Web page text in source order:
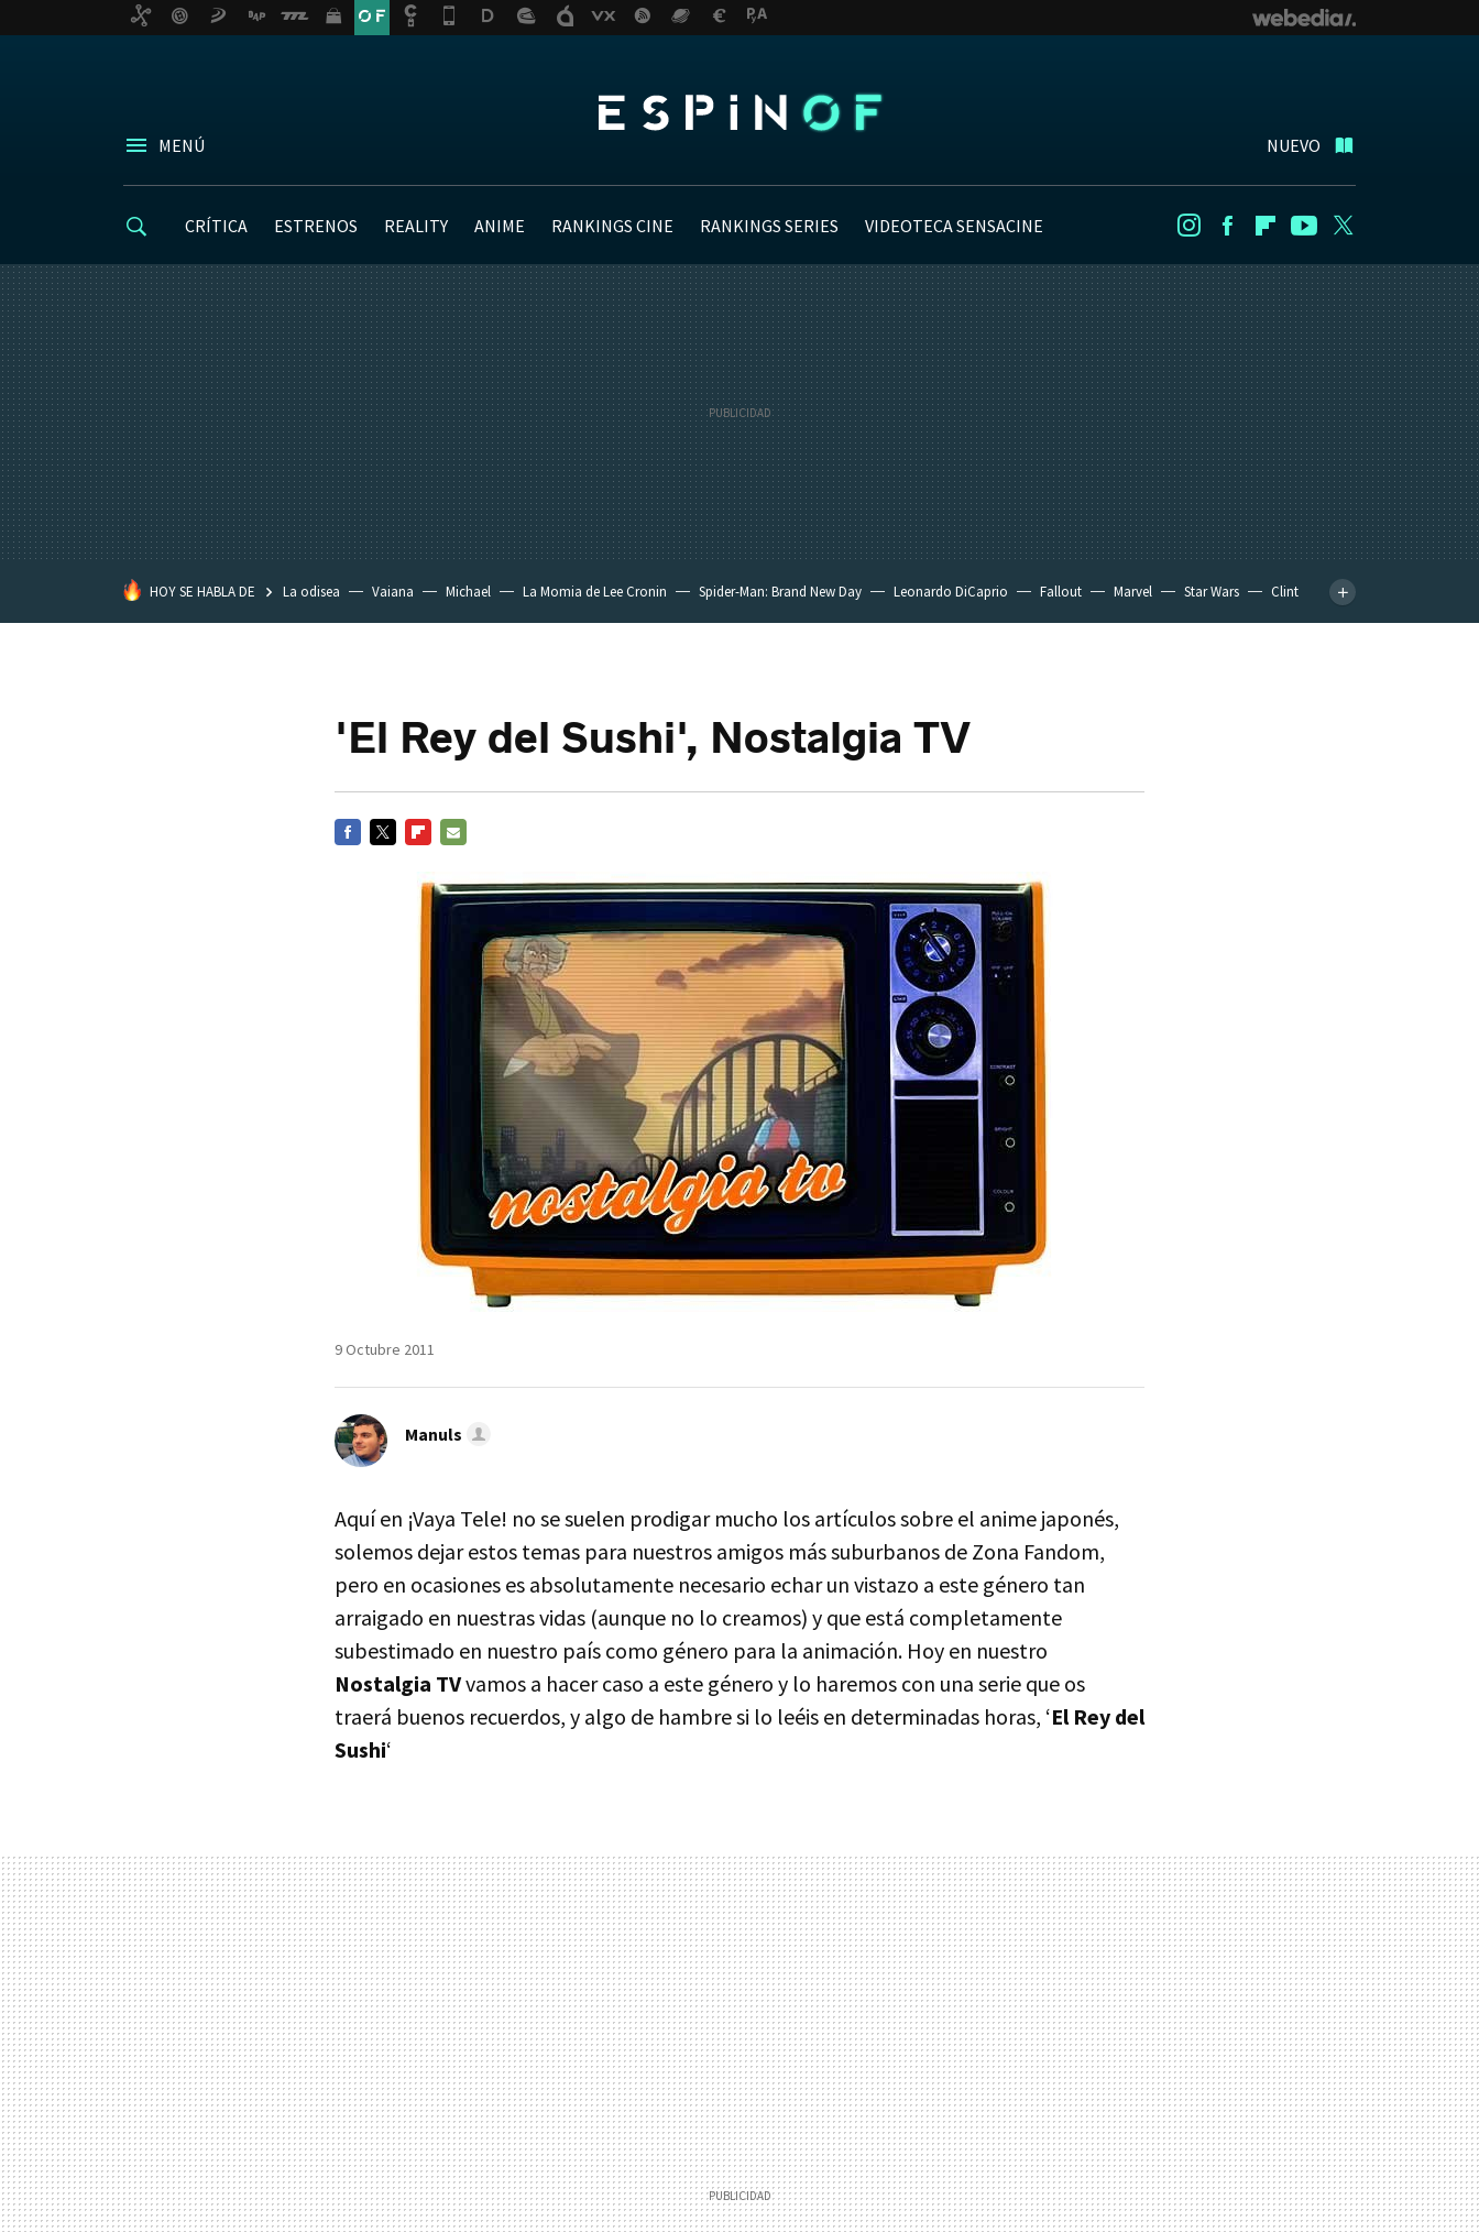
MENÚ NUEVO
CRÍTICA ESTRENOS REALITY ANIME RANKINGS CINE RANKINGS SERIES VIDEOTECA SENSACINE InstagramFacebookFlipboard
Youtube
HOY SE HABLA DE La odisea Vaiana Michael La Momia de Lee Cronin Spider-Man: Brand New Day Leonardo DiCaprio Fallout Marvel Star Wars
Clint
'El Rey del Sushi', Nostalgia TV
MAIL
9 Octubre 2011
Manuls
Aquí en ¡Vaya Tele! no se suelen prodigar mucho los artículos sobre el anime japonés,
solemos dejar estos temas para nuestros amigos más suburbanos de Zona Fandom,
pero en ocasiones es absolutamente necesario echar un vistazo a este género tan
arraigado en nuestras vidas (aunque no lo creamos) y que está completamente
subestimado en nuestro país como género para la animación. Hoy en nuestro
Nostalgia TVvamos a hacer caso a este género y lo haremos con una serie que os
traerá buenos recuerdos, y algo de hambre si lo leéis en determinadas horas, ‘El Rey del
Sushi‘